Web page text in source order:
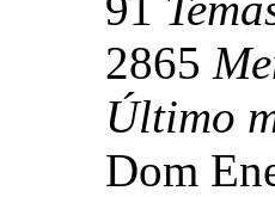
2865
Último
Dom